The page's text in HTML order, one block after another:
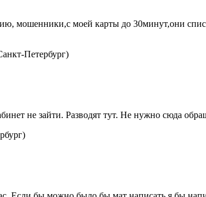
мошенники,с моей карты до 30минут,они
Петербург)
не зайти. Разводят тут. Не нужно сюда